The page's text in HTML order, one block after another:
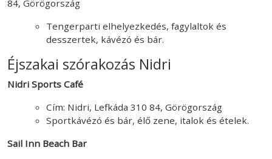
84, Görögország
Tengerparti elhelyezkedés, fagylaltok és
desszertek, kávézó és bár.
Éjszakai szórakozás Nidri
Nidri Sports Café
Cím: Nidri, Lefkáda 310 84, Görögország
Sportkávézó és bár, élő zene, italok és ételek.
Sail Inn Beach Bar